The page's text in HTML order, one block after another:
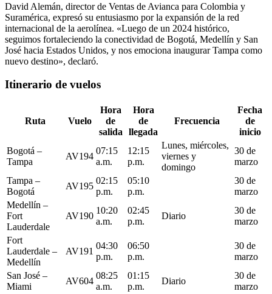
David Alemán, director de Ventas de Avianca para Colombia y
Suramérica, expresó su entusiasmo por la expansión de la red
internacional de la aerolínea. «Luego de un 2024 histórico,
seguimos fortaleciendo la conectividad de Bogotá, Medellín y San
José hacia Estados Unidos, y nos emociona inaugurar Tampa como
nuevo destino», declaró.
Itinerario de vuelos
Ruta Vuelo
Hora
de
salida
Hora
de
llegada
Frecuencia
Fecha
de
inicio
Bogotá –
Tampa
AV194
07:15
a.m.
12:15
p.m.
Lunes, miércoles,
viernes y
domingo
30 de
marzo
Tampa –
Bogotá
AV195
02:15
p.m.
05:10
p.m.
30 de
marzo
Medellín –
Fort
Lauderdale
AV190
10:20
a.m.
02:45
p.m.
Diario
30 de
marzo
Fort
Lauderdale –
Medellín
AV191
04:30
p.m.
06:50
p.m.
30 de
marzo
San José –
Miami
AV604
08:25
a.m.
01:15
p.m.
Diario
30 de
marzo